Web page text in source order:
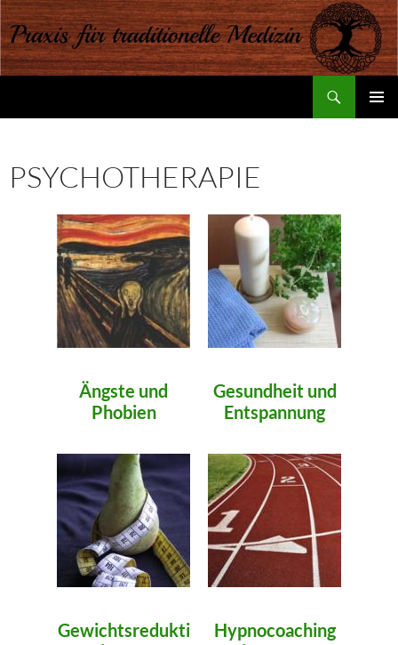
PSYCHOTHERAPIE
Ängste und
Phobien
Gesundheit und
Entspannung
Gewichtsredukti
Hypnocoaching